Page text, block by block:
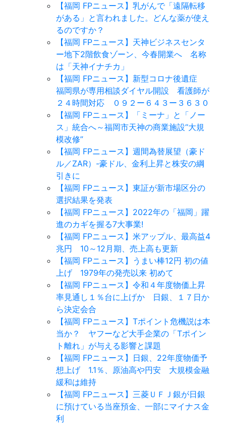
【福岡 FPニュース】乳がんで「遠隔転移
がある」と言われました。どんな薬が使え
るのですか？
【福岡 FPニュース】天神ビジネスセンタ
ー地下2階飲食ゾーン、今春開業へ 名称
は「天神イナチカ」
【福岡 FPニュース】新型コロナ後遺症
福岡県が専用相談ダイヤル開設 看護師が
２４時間対応 ０９２ー６４３ー３６３０
【福岡 FPニュース】「ミーナ」と「ノー
ス」統合へ～福岡市天神の商業施設“大規
模改修”
【福岡 FPニュース】週間為替展望（豪ド
ル／ZAR）-豪ドル、金利上昇と株安の綱
引きに
【福岡 FPニュース】東証が新市場区分の
選択結果を発表
【福岡 FPニュース】2022年の「福岡」躍
進のカギを握る7大事業!
【福岡 FPニュース】米アップル、最高益4
兆円 10～12月期、売上高も更新
【福岡 FPニュース】うまい棒12円 初の値
上げ 1979年の発売以来 初めて
【福岡 FPニュース】令和４年度物価上昇
率見通し１％台に上げか 日銀、１７日か
ら決定会合
【福岡 FPニュース】Tポイント危機説は本
当か？ ヤフーなど大手企業の「Tポイン
ト離れ」が与える影響と課題
【福岡 FPニュース】日銀、22年度物価予
想上げ 1.1％、原油高や円安 大規模金融
緩和は維持
【福岡 FPニュース】三菱ＵＦＪ銀が日銀
に預けている当座預金、一部にマイナス金
利